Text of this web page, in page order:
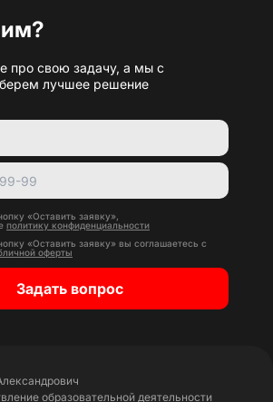
про свою задачу, а мы с
лучшее решение
«Оставить заявку»,
политику конфиденциальности
«Оставить заявку» вы соглашаетесь с
оферты
Задать вопрос
образовательной деятельности